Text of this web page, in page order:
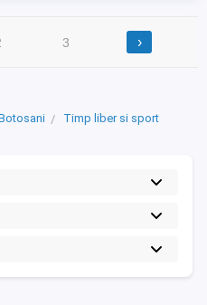
3 ›
Timp liber si sport